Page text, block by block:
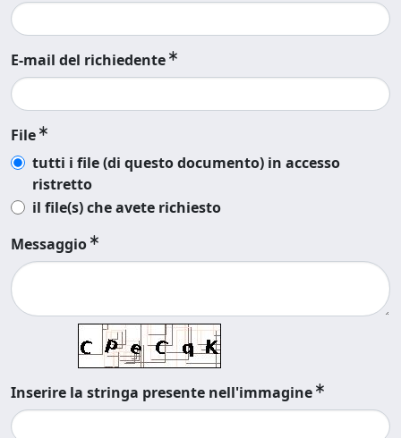
E-mail del richiedente
File
tutti i file (di questo documento) in accesso
ristretto
il file(s) che avete richiesto
Messaggio
Inserire la stringa presente nell'immagine